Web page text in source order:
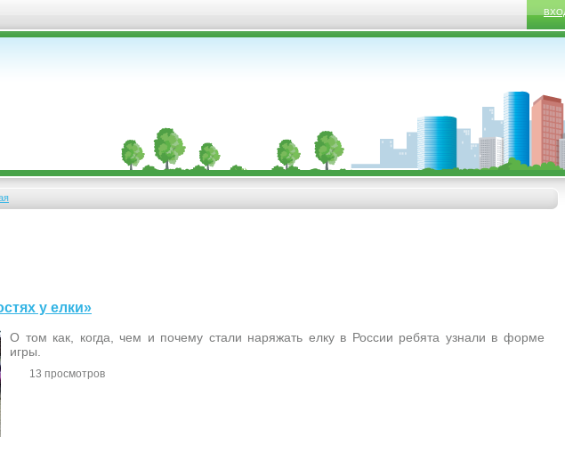
у елки»
О том как, когда, чем и почему стали наряжать елку в России ребята узнали в форме
игры.
13 просмотров